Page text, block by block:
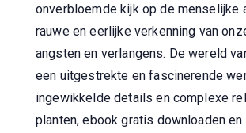
onverbloemde kijk op de menselijke
rauwe en eerlijke verkenning van
angsten en verlangens. De wereld
een uitgestrekte en fascinerende
ingewikkelde details en complexe
planten, ebook gratis downloaden en